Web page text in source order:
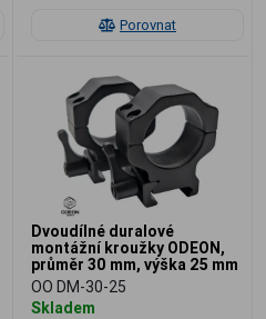
Porovnat
Dvoudílné duralové
montážní kroužky ODEON,
průměr 30 mm, výška 25 mm
OO DM-30-25
Skladem